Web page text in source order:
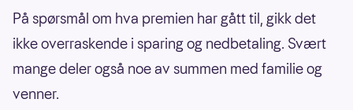
På spørsmål om hva premien har gått til, gikk det
ikke overraskende i sparing og nedbetaling. Svært
mange deler også noe av summen med familie og
venner.